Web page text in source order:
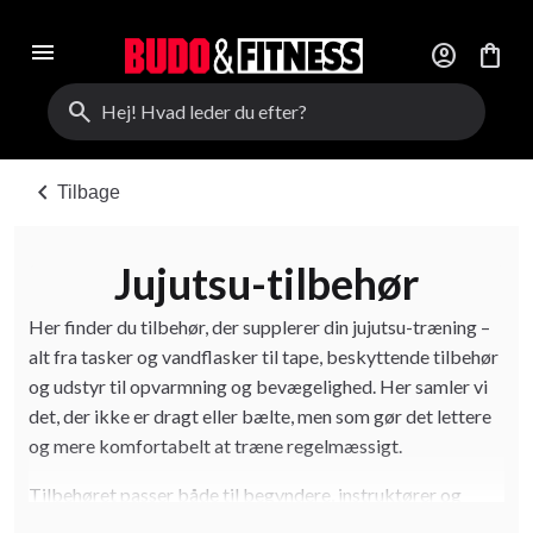
menu account_circle
shopping_bag
search
chevron_left Tilbage
Jujutsu-tilbehør
Her finder du tilbehør, der supplerer din jujutsu-træning –
alt fra tasker og vandflasker til tape, beskyttende tilbehør
og udstyr til opvarmning og bevægelighed. Her samler vi
det, der ikke er dragt eller bælte, men som gør det lettere
og mere komfortabelt at træne regelmæssigt.
Tilbehøret passer både til begyndere, instruktører og